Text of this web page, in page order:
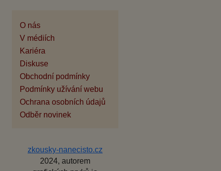
O nás
V médiích
Kariéra
Diskuse
Obchodní podmínky
Podmínky užívání webu
Ochrana osobních údajů
Odběr novinek
zkousky-nanecisto.cz
2024, autorem